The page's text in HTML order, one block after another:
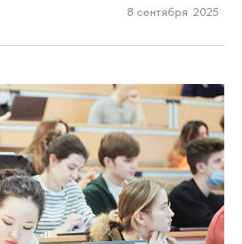
8 сентября 2025